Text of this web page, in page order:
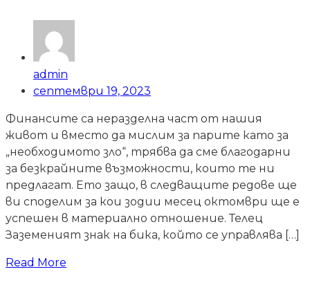
admin
септември 19, 2023
Финансите са неразделна част от нашия
живот и вместо да мислим за парите като за
„необходимото зло“, трябва да сме благодарни
за безкрайните възможности, които те ни
предлагат. Ето защо, в следващите редове ще
ви споделим за кои зодии месец октомври ще е
успешен в материално отношение. Телец
Заземеният знак на бика, който се управлява […]
Read More